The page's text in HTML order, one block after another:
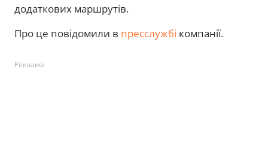
додаткових маршрутів.
Про це повідомили в пресслужбі компанії.
Реклама